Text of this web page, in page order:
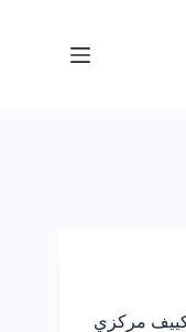
رقم فني تكييف مركزي